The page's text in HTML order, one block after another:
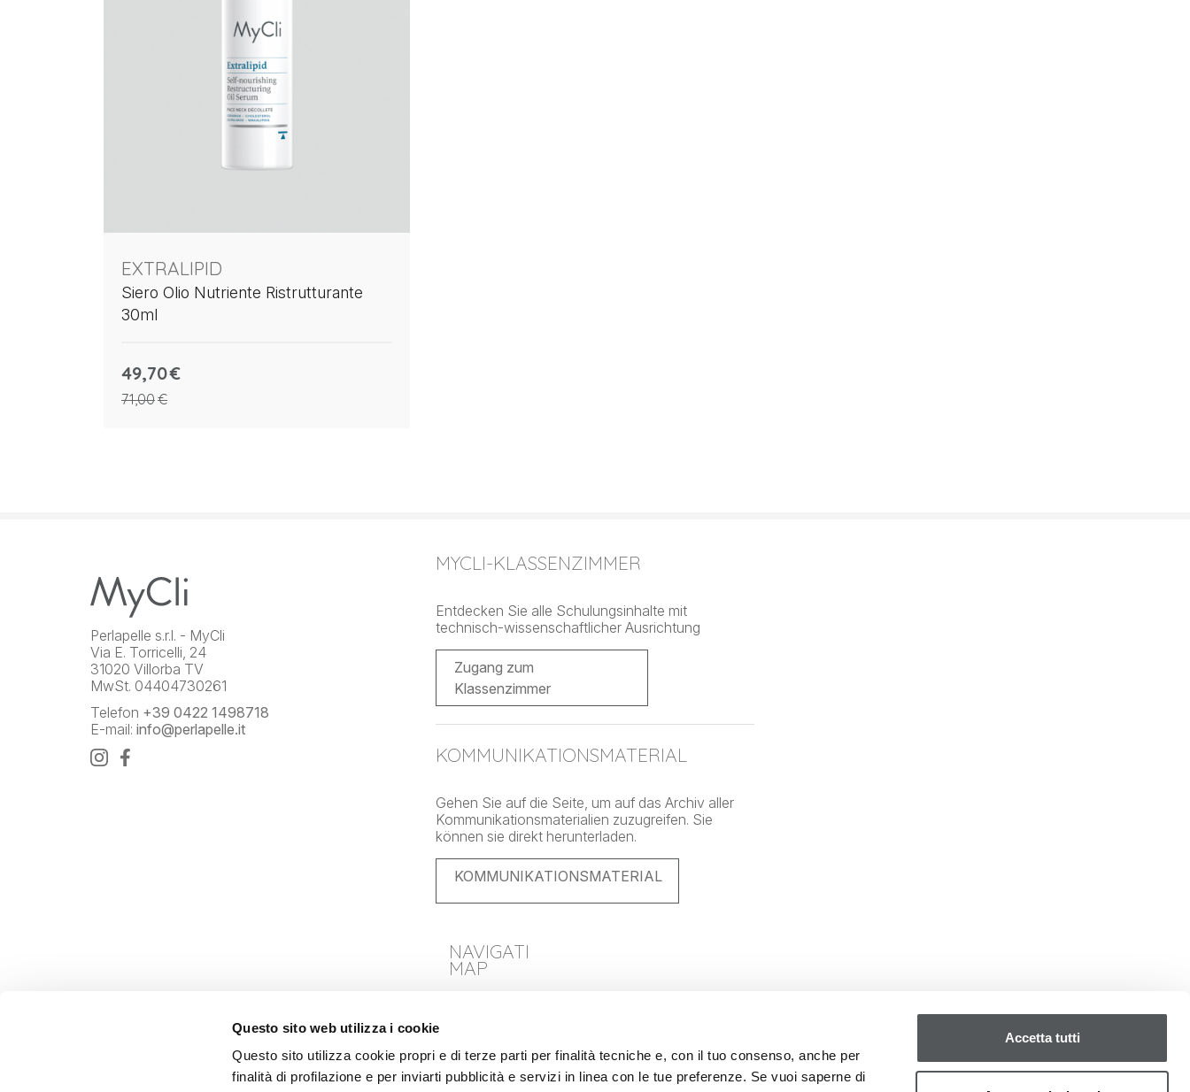
Questo sito web utilizza i cookie
Questo sito utilizza cookie propri e di terze parti per finalità tecniche e, con il tuo consenso, anche per
finalità di profilazione e per inviarti pubblicità e servizi in linea con le tue preferenze. Se vuoi saperne di
Accetta tutti
EXTRALIPID
Siero Olio Nutriente Ristrutturante
30ml
49,70€
71,00€
Perlapelle s.r.l. - MyCli
Via E. Torricelli, 24
31020 Villorba TV
MwSt. 04404730261
Telefon +39 0422 1498718
E-mail: info@perlapelle.it
MYCLI-KLASSENZIMMER
Entdecken Sie alle Schulungsinhalte mit
technisch-wissenschaftlicher Ausrichtung
Zugang zum
Klassenzimmer
KOMMUNIKATIONSMATERIAL
Gehen Sie auf die Seite, um auf das Archiv aller
Kommunikationsmaterialien zuzugreifen. Sie
können sie direkt herunterladen.
KOMMUNIKATIONSMATERIAL
NAVIGATION
MAP
Fachkräfte